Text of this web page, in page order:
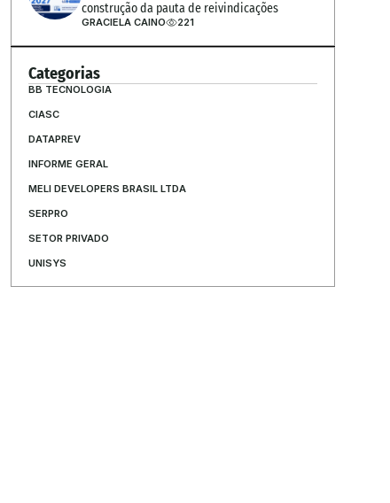
construção da pauta de reivindicações
GRACIELA CAINO 221
Categorias
BB TECNOLOGIA
CIASC
DATAPREV
INFORME GERAL
MELI DEVELOPERS BRASIL LTDA
SERPRO
SETOR PRIVADO
UNISYS